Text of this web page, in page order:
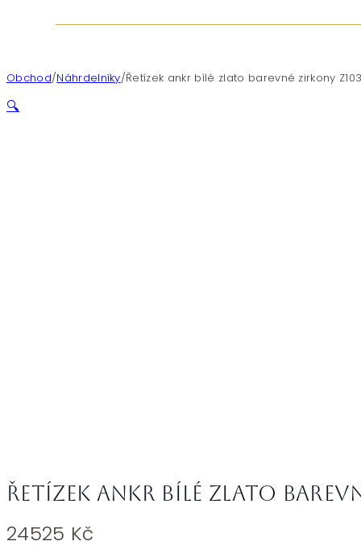
Obchod/Náhrdelníky/Řetízek ankr bílé zlato barevné zirkony
🔍
Řetízek ankr bílé zlato
24525 Kč